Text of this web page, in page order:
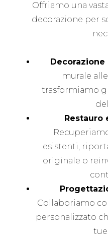
Offriamo una
decorazione per
Decorazione
murale
trasformiamo
Restauro
esistenti,
originale o
Collaboriamo
personalizzato